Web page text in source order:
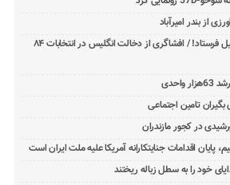
از بندر امیرآباد
احمدی‌نژاد را خدا برای اسرائیل فرستاد! / افشاگری از دخالت انگلیس در انتخابات ۸۴
پایان اقدامات جنایتکارانه آمریکا علیه ملت ایران است
خود را به سطل زباله ریختند